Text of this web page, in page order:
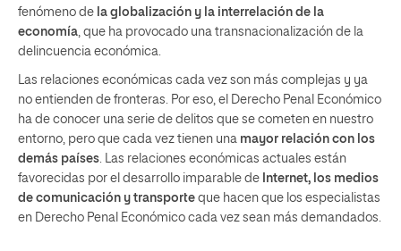
fenómeno de la globalización y la interrelación de la
economía, que ha provocado una transnacionalización de la
delincuencia económica.
Las relaciones económicas cada vez son más complejas y ya
no entienden de fronteras. Por eso, el Derecho Penal Económico
ha de conocer una serie de delitos que se cometen en nuestro
entorno, pero que cada vez tienen una mayor relación con los
demás países. Las relaciones económicas actuales están
favorecidas por el desarrollo imparable de Internet, los medios
de comunicación y transporte que hacen que los especialistas
en Derecho Penal Económico cada vez sean más demandados.